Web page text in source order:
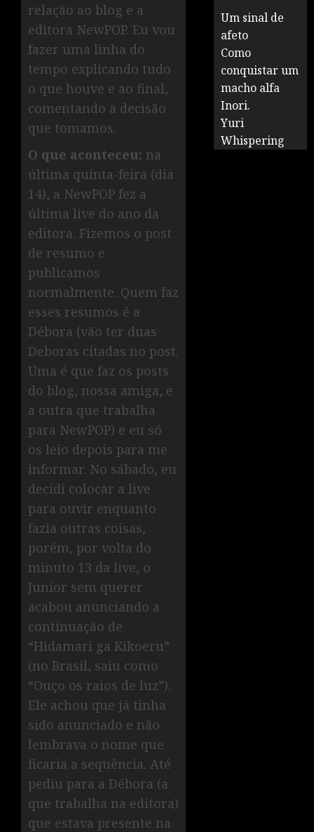
relação ao blog e a
editora NewPOP. Eu vou
fazer uma linha do
tempo explicando tudo
o que houve e ao final,
comentando a decisão
que tomamos.
O que aconteceu: na
última quinta-feira (dia
14), a NewPOP fez a
última live do ano da
editora. Fizemos o post
de resumo e
publicamos
normalmente. Quem faz
esses resumos é a
Débora (vão ter duas
Deboras citadas no post.
Uma é que faz os posts
do blog, nossa amiga, e
a outra que trabalha
para NewPOP) e eu só
os leio depois para me
informar. No sábado, eu
decidi colocar a live
para ouvir enquanto
fazia outras coisas,
porém, por volta do
minuto 13 da live, o
Junior sem querer
acabou anunciando a
continuação de
“Hidamari ga Kikoeru”
(no Brasil, saiu como
“Ouço os raios de luz”).
Ele achou que já tinha
sido anunciado e não
lembrava o nome que
ficaria a sequência. Até
pediu para a Débora (a
que trabalha na editora)
que estava presente na
Um sinal de
afeto
Como
conquistar um
macho alfa
Inori.
Yuri
Whispering